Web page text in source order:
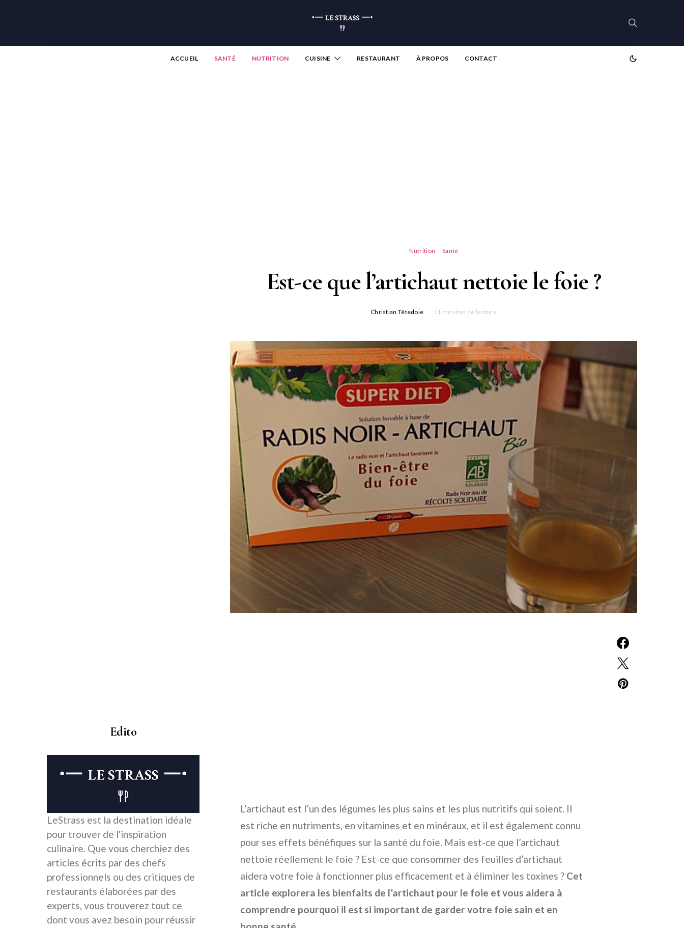
ACCUEIL SANTÉ NUTRITION CUISINE RESTAURANT À PROPOS CONTACT
Nutrition Santé
Est-ce que l’artichaut nettoie le foie ?
Christian Têtedoie 11 minutes de lecture
L’artichaut est l’un des légumes les plus sains et les plus nutritifs qui soient. Il
est riche en nutriments, en vitamines et en minéraux, et il est également connu
pour ses effets bénéfiques sur la santé du foie. Mais est-ce que l’artichaut
nettoie réellement le foie ? Est-ce que consommer des feuilles d’artichaut
aidera votre foie à fonctionner plus efficacement et à éliminer les toxines ? Cet
article explorera les bienfaits de l’artichaut pour le foie et vous aidera à
comprendre pourquoi il est si important de garder votre foie sain et en
Edito
LeStrass est la destination idéale
pour trouver de l'inspiration
culinaire. Que vous cherchiez des
articles écrits par des chefs
professionnels ou des critiques de
restaurants élaborées par des
experts, vous trouverez tout ce
dont vous avez besoin pour réussir